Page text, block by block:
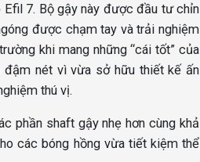
7. Bộ gậy này được đầu tư chỉn
được chạm tay và trải nghiệm
khi mang những “cái tốt” của
nét vì vừa sở hữu thiết kế ấn
thú vị.
phần shaft gậy nhẹ hơn cùng khả
các bóng hồng vừa tiết kiệm thể